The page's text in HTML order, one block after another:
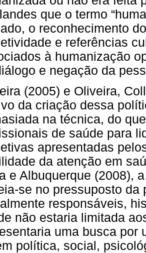
que o termo
o reconhecimento
e referências
à humanização
e negação da
(2005) e Oliveira,
da criação dessa
na técnica, do
de saúde para
apresentadas
da atenção em
e Albuquerque (2008),
se no pressuposto
responsáveis,
não estaria limitada
uma busca por
política, social,